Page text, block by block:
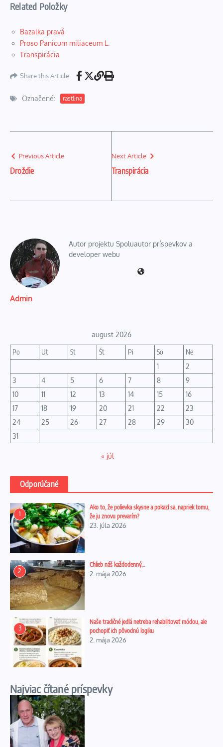
Related Položky
Bazalka pravá
Proso Panicum miliaceum L.
Transpirácia
Share this Article
Označené: rastlina
Previous Article
Droždie
Next Article
Transpirácia
Admin
Autor projektu Spoluautor príspevkov a
developer webu
august 2026
Po Ut St Št Pi So
Ne
1
2
3
4 5 6 7 8
9
10
11 12 13 14 15
16
17
18 19 20 21 22
23
24
25 26 27 28 29
30
31
« júl
Odporúčané
1
Ako to, že polievka skysne a pokazí sa, napriek tomu,
že ju znovu prevarím?
23. júla 2026
2
Chlieb náš každodenný…
2. mája 2026
3
Naše tradičné jedlá netreba rehabilitovať módou, ale
pochopiť ich pôvodnú logiku
2. mája 2026
Najviac čítané príspevky